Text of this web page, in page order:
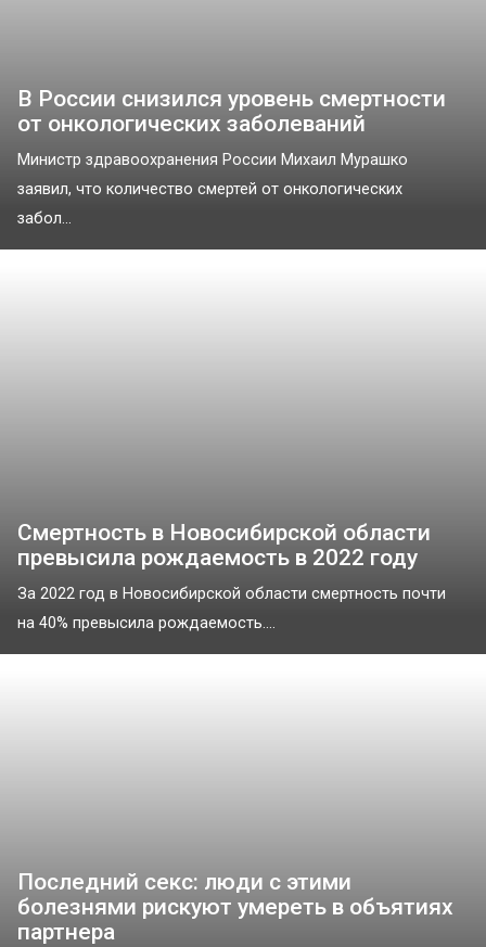
В России снизился уровень смертности
от онкологических заболеваний
Министр здравоохранения России Михаил Мурашко
заявил, что количество смертей от онкологических
забол...
Смертность в Новосибирской области
превысила рождаемость в 2022 году
За 2022 год в Новосибирской области смертность почти
на 40% превысила рождаемость....
Последний секс: люди с этими
болезнями рискуют умереть в объятиях
партнера